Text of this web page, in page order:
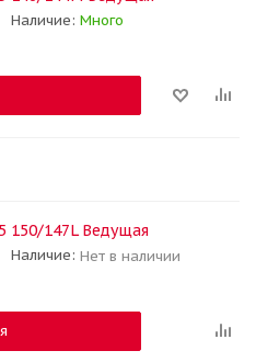
Наличие: Много
150/147L Ведущая
Наличие: Нет в наличии